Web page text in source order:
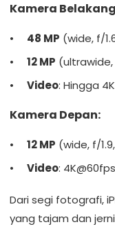
Kamera
48 MP (wide, f/
12 MP (ultrawide,
Video: Hingga
Kamera Depan:
12 MP (wide, f/
Video:
Dari segi fotografi,
yang tajam dan